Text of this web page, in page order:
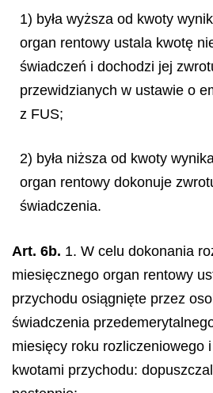
1) była wyższa od kwoty
organ rentowy ustala kwotę
świadczeń i dochodzi jej
przewidzianych w ustawie o
z FUS;
2) była niższa od kwoty
organ rentowy dokonuje
świadczenia.
Art. 6b. 1. W celu dokonania
miesięcznego organ rentowy
przychodu osiągnięte przez
świadczenia
miesięcy roku rozliczeniowego
kwotami przychodu: